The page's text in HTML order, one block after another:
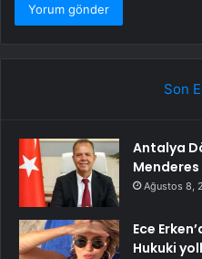
Son
Antalya
Ağustos 8,
Ece
Hukuki